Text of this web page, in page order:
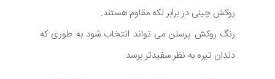
روکش چینی در برابر لکه مقاوم هستند.
رنگ روکش پرسلن می تواند انتخاب شود به طوری که
دندان تیره به نظر سفیدتر برسد.